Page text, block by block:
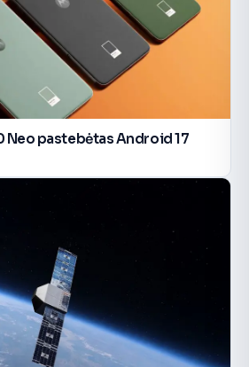
Neo pastebėtas Android 17